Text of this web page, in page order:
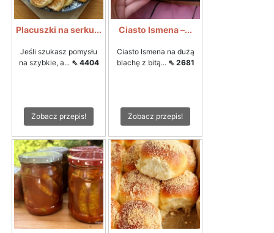
Placuszki na serku...
Jeśli szukasz pomysłu
na szybkie, a... ⇖ 4404
Zobacz przepis!
Ciasto Ismena –...
Ciasto Ismena na dużą
blachę z bitą... ⇖ 2681
Zobacz przepis!